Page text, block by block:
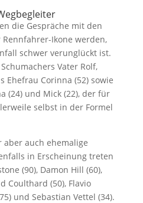
die Gespräche mit den
Ikone werden,
schwer verunglückt ist.
Vater Rolf,
Ehefrau Corinna (52) sowie
(24) und Mick (22), der für
selbst in der Formel
aber auch ehemalige
in Erscheinung treten
(90), Damon Hill (60),
Coulthard (50), Flavio
und Sebastian Vettel (34).